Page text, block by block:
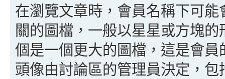
在瀏覽文章時，會員名稱下可
關的圖檔，一般以星星或方塊
個是一個更大的圖檔，這是會
頭像由討論區的管理員決定，